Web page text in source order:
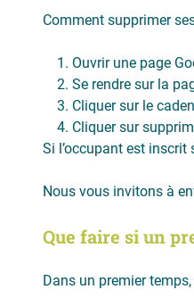
Comment supprimer
Ouvrir une page
Se rendre sur la
Cliquer sur le
Cliquer sur
Si l’occupant est inscrit
Nous vous invitons à
Que faire si un
Dans un premier